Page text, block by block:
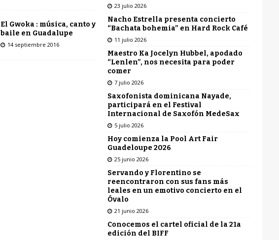
El Gwoka : música, canto y
baile en Guadalupe
14 septiembre 2016
23 julio 2026
Nacho Estrella presenta concierto
“Bachata bohemia” en Hard Rock Café
11 julio 2026
Maestro Ka Jocelyn Hubbel, apodado
“Lenlen”, nos necesita para poder
comer
7 julio 2026
Saxofonista dominicana Nayade,
participará en el Festival
Internacional de Saxofón MedeSax
5 julio 2026
Hoy comienza la Pool Art Fair
Guadeloupe 2026
25 junio 2026
Servando y Florentino se
reencontraron con sus fans más
leales en un emotivo concierto en el
Óvalo
21 junio 2026
Conocemos el cartel oficial de la 21a
edición del BIFF